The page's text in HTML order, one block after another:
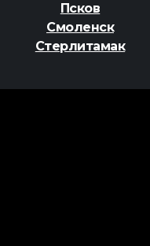
Псков
Смоленск
Стерлитамак